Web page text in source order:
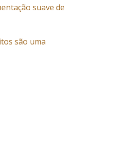
suave de
são uma